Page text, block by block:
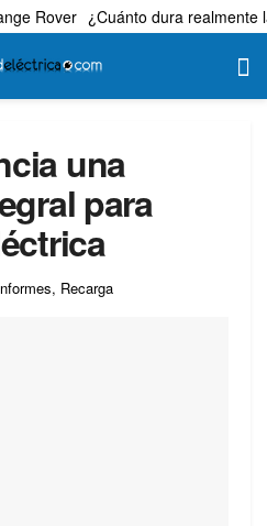
Rover ¿Cuánto dura realmente
una
para
, Recarga